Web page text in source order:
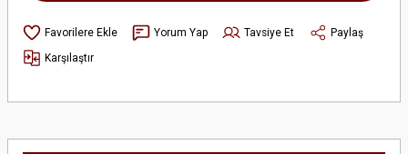
Yorum Yap Tavsiye Et
Paylaş
Karşılaştır